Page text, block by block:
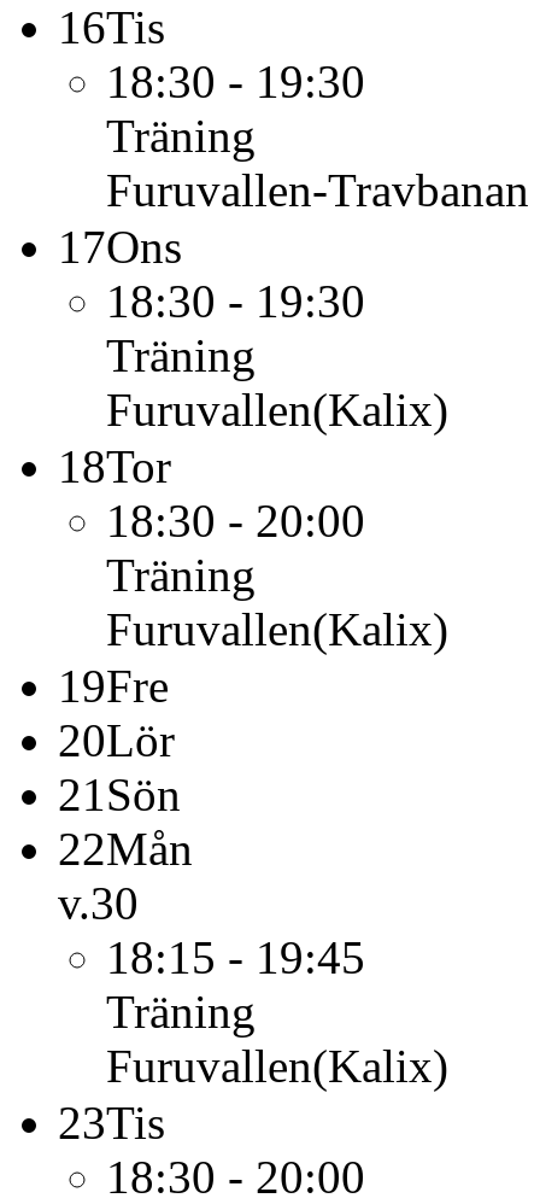
16Tis
18:30 - 19:30
Träning
Furuvallen-Travbanan
17Ons
18:30 - 19:30
Träning
Furuvallen(Kalix)
18Tor
18:30 - 20:00
Träning
Furuvallen(Kalix)
19Fre
20Lör
21Sön
22Mån
v.30
18:15 - 19:45
Träning
Furuvallen(Kalix)
23Tis
18:30 - 20:00